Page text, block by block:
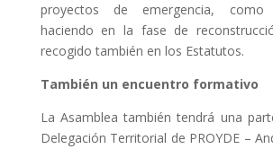
proyectos de emergencia, como
haciendo en la fase de
recogido también en los Estatutos.
También un encuentro formativo
La Asamblea también tendrá una
Delegación Territorial de PROYDE –